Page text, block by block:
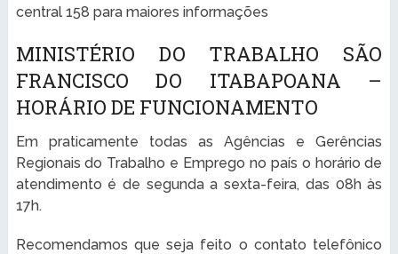
central 158 para maiores informações
MINISTÉRIO DO TRABALHO SÃO
FRANCISCO DO ITABAPOANA –
HORÁRIO DE FUNCIONAMENTO
Em praticamente todas as Agências e Gerências
Regionais do Trabalho e Emprego no país o horário de
atendimento é de segunda a sexta-feira, das 08h às
17h.
Recomendamos que seja feito o contato telefônico